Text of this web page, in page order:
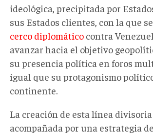
ideológica, precipitada por
sus Estados clientes, con la que
cerco diplomático contra
avanzar hacia el objetivo
su presencia política en foros
igual que su protagonismo
continente.
La creación de esta línea
acompañada por una estrategia